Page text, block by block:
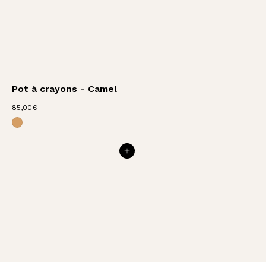
Pot à crayons - Camel
85,00€8
Pot à crayons - Léopard
AJOUTER AU PANIER